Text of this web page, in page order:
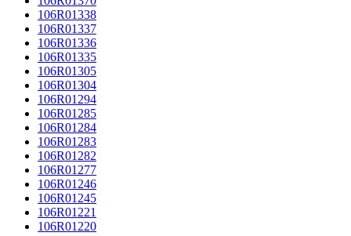
106R01338
106R01337
106R01336
106R01335
106R01305
106R01304
106R01294
106R01285
106R01284
106R01283
106R01282
106R01277
106R01246
106R01245
106R01221
106R01220